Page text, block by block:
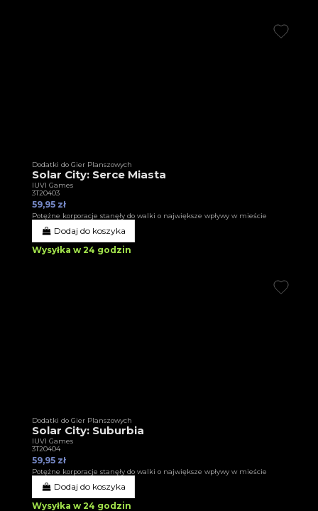
Dodatki do Gier Planszowych
Solar City: Serce Miasta
IUVI Games
3T20403
59,95 zł
Potężne korporacje stanęły do walki o największe wpływy w mieście
Dodaj do koszyka
Wysyłka w 24 godzin
Dodatki do Gier Planszowych
Solar City: Suburbia
IUVI Games
3T20404
59,95 zł
Potężne korporacje stanęły do walki o największe wpływy w mieście
Dodaj do koszyka
Wysyłka w 24 godzin